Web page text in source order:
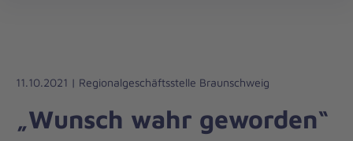
Liebe
Leben
11.10.2021 | Regionalgeschäftsstelle Braunschweig
„Wunsch wahr geworden“